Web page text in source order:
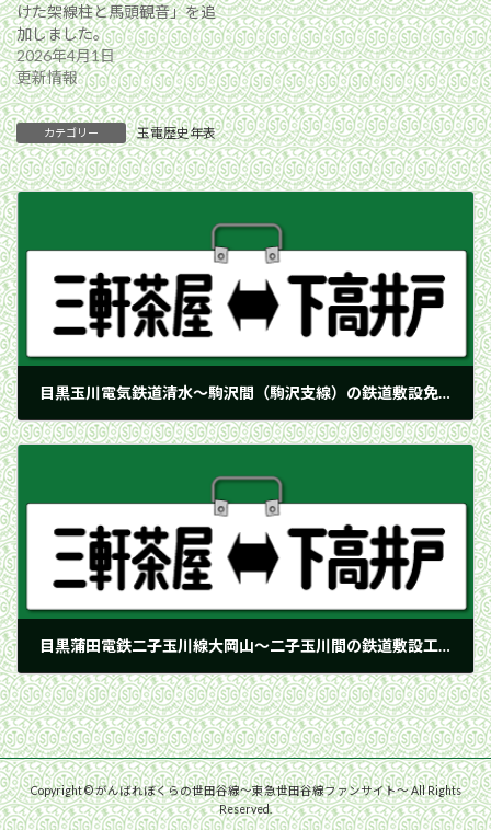
けた架線柱と馬頭観音」を追
加しました。
2026年4月1日
更新情報
カテゴリー 玉電歴史年表
目黒玉川電気鉄道清水〜駒沢間（駒沢支線）の鉄道敷設免許を出願
1928年8月23日
目黒蒲田電鉄二子玉川線大岡山〜二子玉川間の鉄道敷設工事に着手
1928年9月6日
Copyright © がんばれぼくらの世田谷線〜東急世田谷線ファンサイト〜 All Rights
Reserved.